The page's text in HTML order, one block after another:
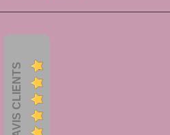
AVIS CLIENTS